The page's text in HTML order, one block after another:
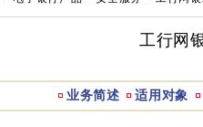
工行网
业务简述 适用对象